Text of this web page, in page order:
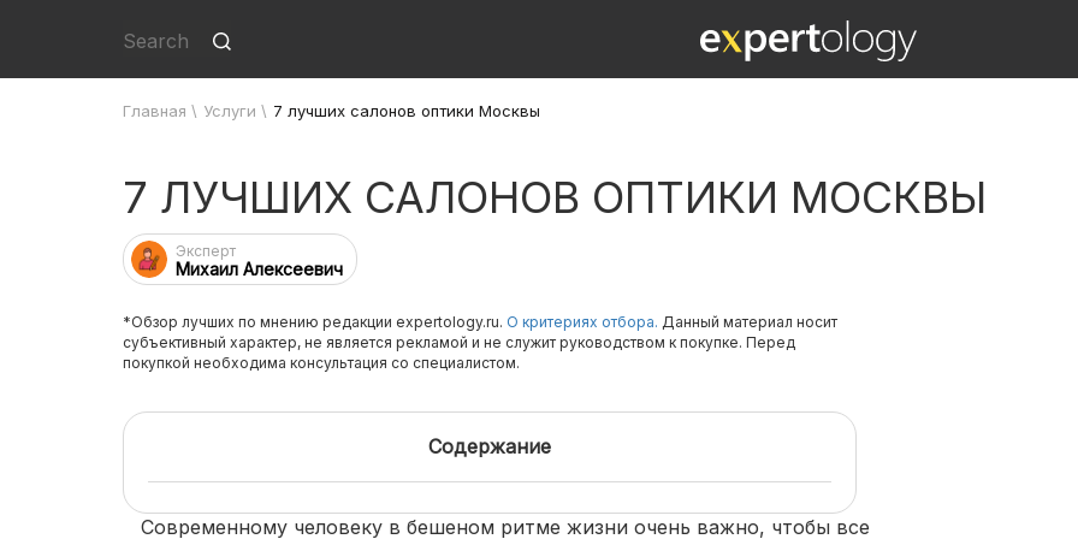
Главная \ Услуги \ 7 лучших салонов оптики Москвы
7 ЛУЧШИХ САЛОНОВ ОПТИКИ МОСКВЫ
Эксперт
Михаил Алексеевич
*Обзор лучших по мнению редакции expertology.ru. О критериях отбора. Данный материал носит
субъективный характер, не является рекламой и не служит руководством к покупке. Перед
покупкой необходима консультация со специалистом.
Содержание
Современному человеку в бешеном ритме жизни очень важно, чтобы все